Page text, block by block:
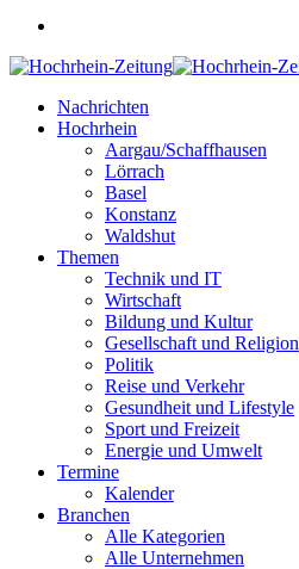
Nachrichten
Hochrhein
Aargau/Schaffhausen
Lörrach
Basel
Konstanz
Waldshut
Themen
Technik und IT
Wirtschaft
Bildung und Kultur
Gesellschaft und Religion
Politik
Reise und Verkehr
Gesundheit und Lifestyle
Sport und Freizeit
Energie und Umwelt
Termine
Kalender
Branchen
Alle Kategorien
Alle Unternehmen